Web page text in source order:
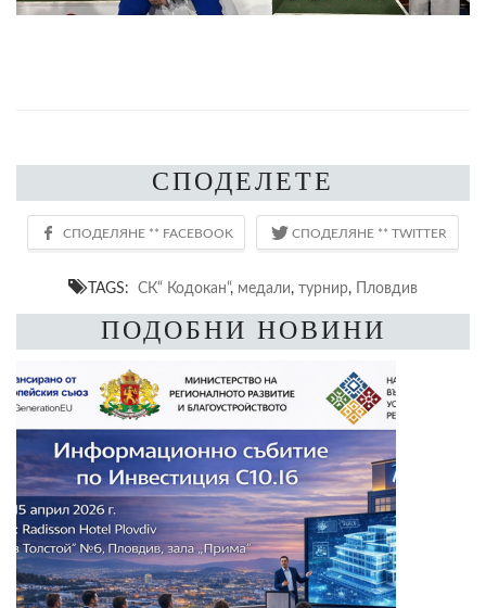
СПОДЕЛЕТЕ
TAGS: СК“ Кодокан“, медали, турнир, Пловдив
ПОДОБНИ НОВИНИ